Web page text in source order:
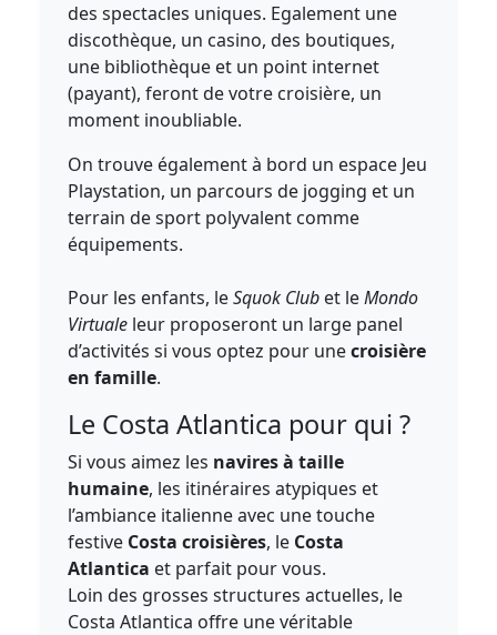
des spectacles uniques. Egalement une
discothèque, un casino, des boutiques,
une bibliothèque et un point internet
(payant), feront de votre croisière, un
moment inoubliable.
On trouve également à bord un espace Jeu
Playstation, un parcours de jogging et un
terrain de sport polyvalent comme
équipements.
Pour les enfants, leSquok Club et leMondo
Virtuale leur proposeront un large panel
d’activités si vous optez pour unecroisière
en famille.
Le Costa Atlantica pour qui ?
Si vous aimez les navires à taille
humaine, les itinéraires atypiques et
l’ambiance italienne avec une touche
festive Costa croisières, le Costa
Atlantica et parfait pour vous.
Loin des grosses structures actuelles, le
Costa Atlantica offre une véritable